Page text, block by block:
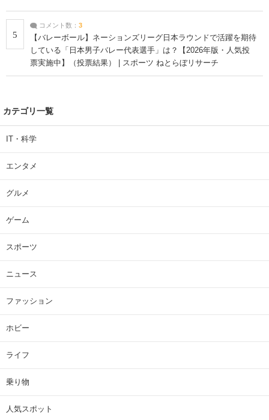
5
コメント数： 3
【バレーボール】ネーションズリーグ日本ラウンドで活躍を期待
している「日本男子バレー代表選手」は？【2026年版・人気投
票実施中】（投票結果） | スポーツ ねとらぼリサーチ
カテゴリ一覧
IT・科学
エンタメ
グルメ
ゲーム
スポーツ
ニュース
ファッション
ホビー
ライフ
乗り物
人気スポット